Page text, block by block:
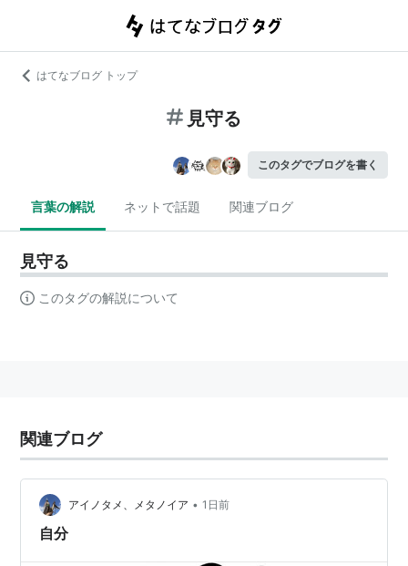
はてなブログ トップ
見守る
このタグでブログを書く
言葉の解説 ネットで話題 関連ブログ
見守る
このタグの解説について
関連ブログ
アイノタメ、メタノイア • 1日前
自分